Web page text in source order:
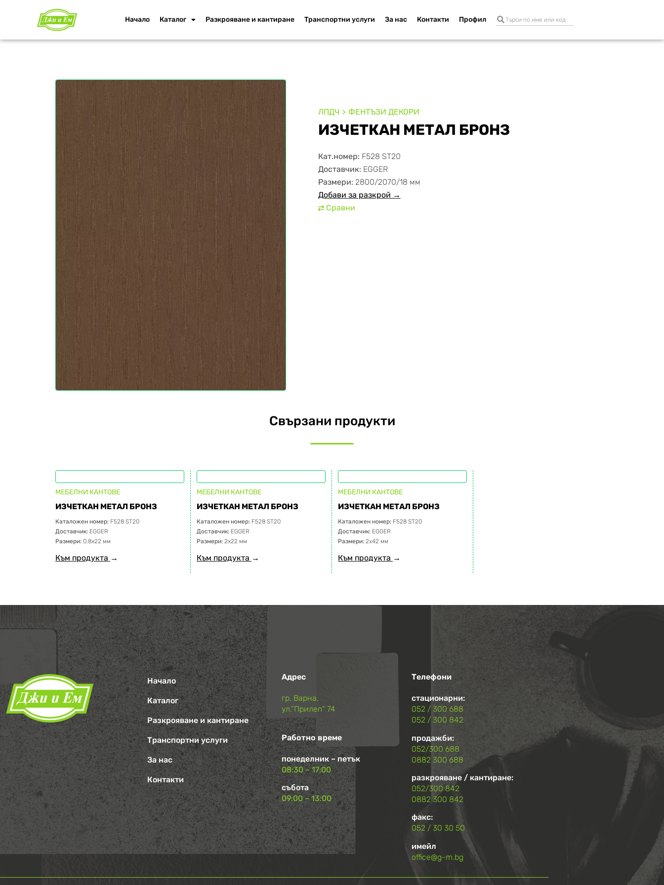
Начало Каталог Разкрояване и кантиране Транспортни услуги За нас Контакти Профил
ЛПДЧ ФЕНТЪЗИ ДЕКОРИ
ИЗЧЕТКАН МЕТАЛ БРОНЗ
Кат.номер: F528 ST20
Доставчик: EGGER
Размери: 2800/2070/18 мм
Добави за разкрой →
⇄Сравни
Свързани продукти
МЕБЕЛНИ КАНТОВЕ
ИЗЧЕТКАН МЕТАЛ БРОНЗ
Каталожен номер: F528 ST20
Доставчик: EGGER
Размери: 0.8х22 мм
Към продукта →
МЕБЕЛНИ КАНТОВЕ
ИЗЧЕТКАН МЕТАЛ БРОНЗ
Каталожен номер: F528 ST20
Доставчик: EGGER
Размери: 2х22 мм
Към продукта →
МЕБЕЛНИ КАНТОВЕ
ИЗЧЕТКАН МЕТАЛ БРОНЗ
Каталожен номер: F528 ST20
Доставчик: EGGER
Размери: 2х42 мм
Към продукта →
Начало
Каталог
Разкрояване и кантиране
Транспортни услуги
За нас
Контакти
Адрес
гр. Варна,
ул.“Прилеп“ 74
Работно време
понеделник – петък
08:30 – 17:00
събота
09:00 – 13:00
Телефони
стационарни:
052 / 300 688
052 / 300 842
продажби:
052/300 688
0882 300 688
разкрояване / кантиране:
052/300 842
0882 300 842
факс:
052 / 30 30 50
имейл
office@g-m.bg